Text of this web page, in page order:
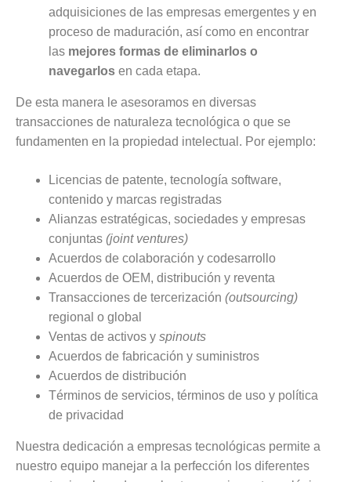
adquisiciones de las empresas emergentes y en
proceso de maduración, así como en encontrar
las mejores formas de eliminarlos o
navegarlos en cada etapa.
De esta manera le asesoramos en diversas
transacciones de naturaleza tecnológica o que se
fundamenten en la propiedad intelectual. Por ejemplo:
Licencias de patente, tecnología software,
contenido y marcas registradas
Alianzas estratégicas, sociedades y empresas
conjuntas(joint ventures)
Acuerdos de colaboración y codesarrollo
Acuerdos de OEM, distribución y reventa
Transacciones de tercerización(outsourcing)
regional o global
Ventas de activos yspinouts
Acuerdos de fabricación y suministros
Acuerdos de distribución
Términos de servicios, términos de uso y política
de privacidad
Nuestra dedicación a empresas tecnológicas permite a
nuestro equipo manejar a la perfección los diferentes